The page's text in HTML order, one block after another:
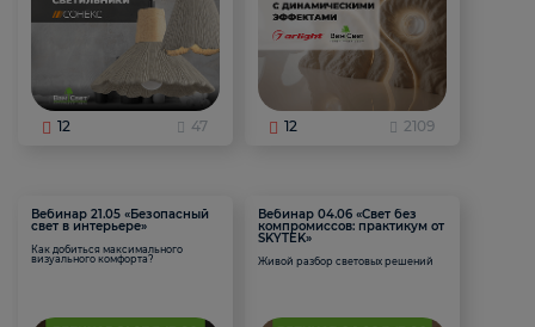
12 47 12 2109
Вебинар 21.05 «Безопасный
свет в интерьере»
Как добиться максимального
визуального комфорта?
Вебинар 04.06 «Свет без
компромиссов: практикум от
SKYTEK»
Живой разбор световых решений